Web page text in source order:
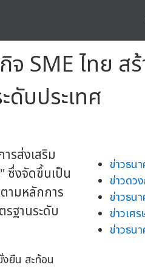
SME ไทย ส
ดับประเทศ
รส่งเสริม
ซึ่งจัดขึ้นเป็น
ามหลักการ
ฐานระดับ
ข่าวธน
ข่าวดว
ข่าวธน
ข่าวเศ
ข่าวธน